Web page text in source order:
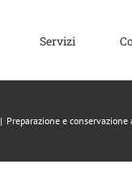
Servizi
| Preparazione e